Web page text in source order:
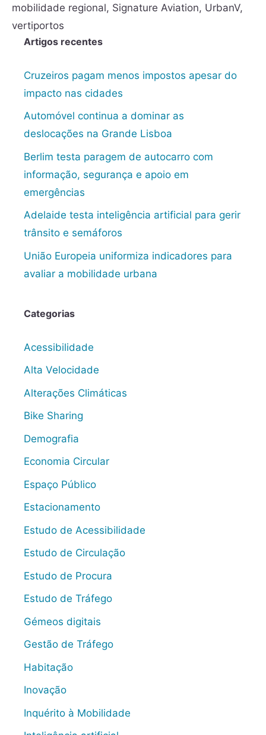
mobilidade regional, Signature Aviation, UrbanV,
vertiportos
Artigos recentes
Cruzeiros pagam menos impostos apesar do
impacto nas cidades
Automóvel continua a dominar as
deslocações na Grande Lisboa
Berlim testa paragem de autocarro com
informação, segurança e apoio em
emergências
Adelaide testa inteligência artificial para gerir
trânsito e semáforos
União Europeia uniformiza indicadores para
avaliar a mobilidade urbana
Categorias
Acessibilidade
Alta Velocidade
Alterações Climáticas
Bike Sharing
Demografia
Economia Circular
Espaço Público
Estacionamento
Estudo de Acessibilidade
Estudo de Circulação
Estudo de Procura
Estudo de Tráfego
Gémeos digitais
Gestão de Tráfego
Habitação
Inovação
Inquérito à Mobilidade